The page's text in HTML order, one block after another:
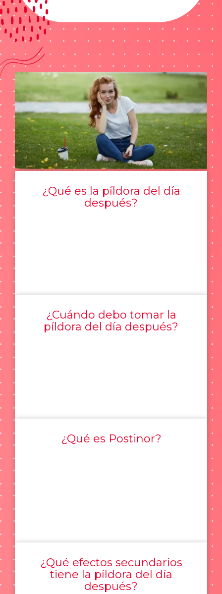
¿Qué es la píldora del día
después?
¿Cuándo debo tomar la
píldora del día después?
¿Qué es Postinor?
¿Qué efectos secundarios
tiene la píldora del día
después?